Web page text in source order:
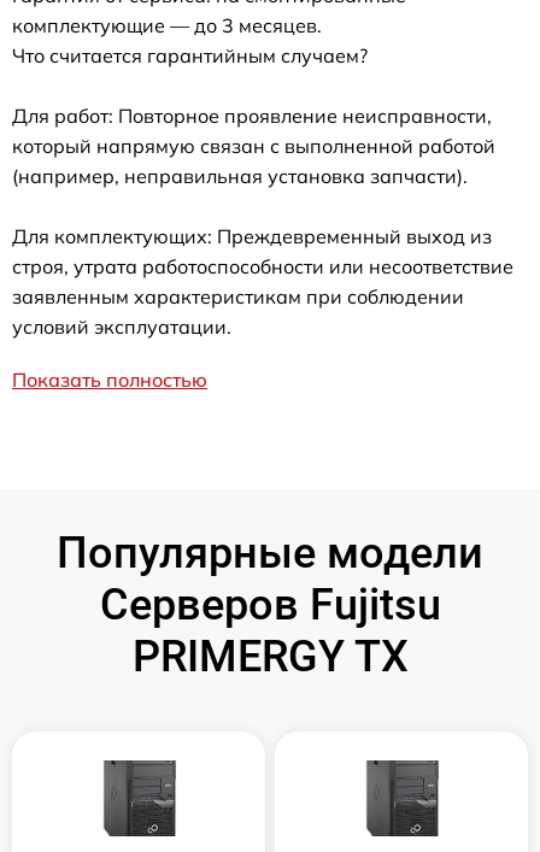
комплектующие — до 3 месяцев.
Что считается гарантийным случаем?
Для работ: Повторное проявление неисправности,
который напрямую связан с выполненной работой
(например, неправильная установка запчасти).
Для комплектующих: Преждевременный выход из
строя, утрата работоспособности или несоответствие
заявленным характеристикам при соблюдении
условий эксплуатации.
Показать полностью
Популярные модели
Серверов Fujitsu
PRIMERGY TX